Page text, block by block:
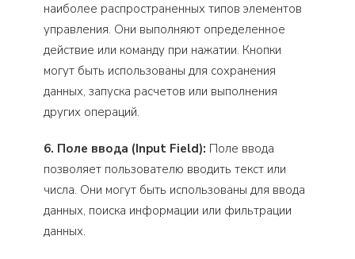
наиболее распространенных типов элементов
управления. Они выполняют определенное
действие или команду при нажатии. Кнопки
могут быть использованы для сохранения
данных, запуска расчетов или выполнения
других операций.
6. Поле ввода (Input Field): Поле ввода
позволяет пользователю вводить текст или
числа. Они могут быть использованы для ввода
данных, поиска информации или фильтрации
данных.